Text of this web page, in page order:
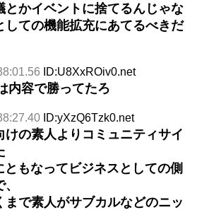
とかイベントに捨てるんじゃな
しての機能拡充にあてるべきだ
ID:U8XxROiv0.net
内容で勝ってたろ
ID:yXzQ6Tzk0.net
けの素人よりコミュニティサイ
もなってビジネスとしての側
まで素人がサブカルなどのニッ